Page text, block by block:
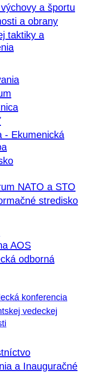
a športu
a obrany
taktiky a
- Ekumenická
NATO a STO
stredisko
AOS
odborná
konferencia
vedeckej
a Inauguračné